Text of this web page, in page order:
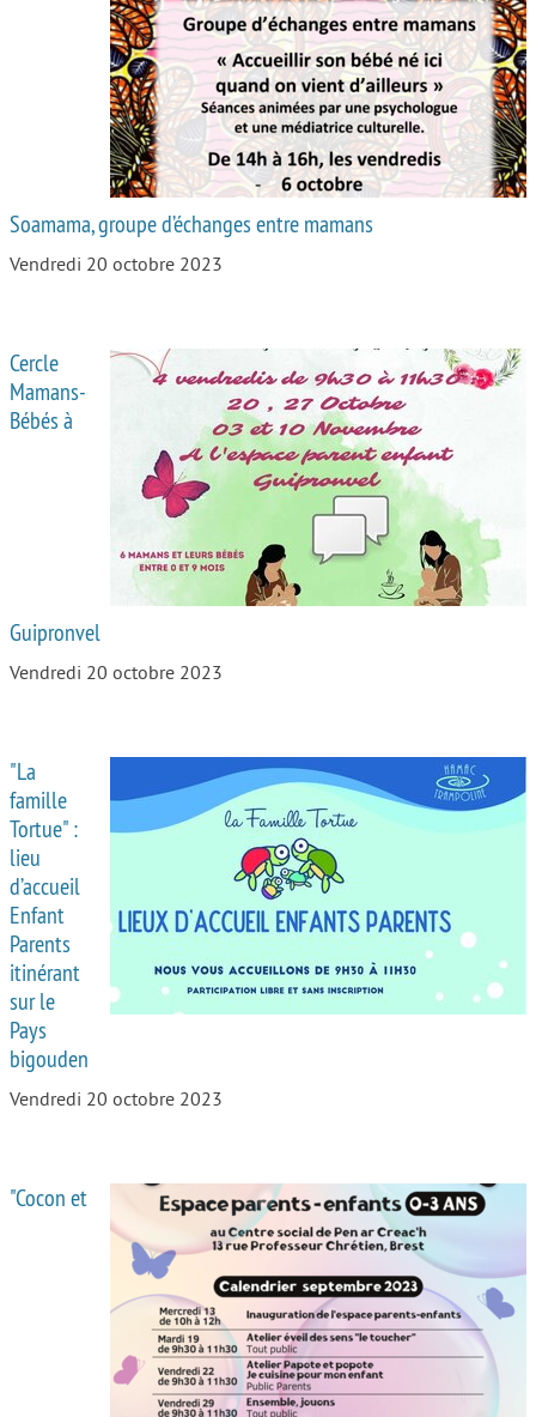
Soamama, groupe d’échanges entre mamans
Vendredi 20 octobre 2023
Cercle
Mamans-
Bébés à
Guipronvel
Vendredi 20 octobre 2023
"La
famille
Tortue" :
lieu
d’accueil
Enfant
Parents
itinérant
sur le
Pays
bigouden
Vendredi 20 octobre 2023
"Cocon et